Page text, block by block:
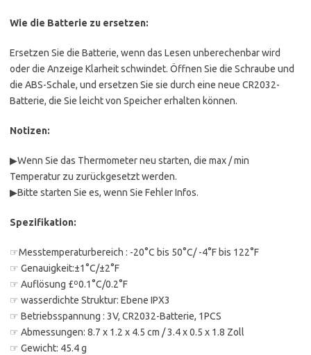
Wie die Batterie zu ersetzen:
Ersetzen Sie die Batterie, wenn das Lesen unberechenbar wird
oder die Anzeige Klarheit schwindet. Öffnen Sie die Schraube und
die ABS-Schale, und ersetzen Sie sie durch eine neue CR2032-
Batterie, die Sie leicht von Speicher erhalten können.
Notizen:
▶Wenn Sie das Thermometer neu starten, die max / min
Temperatur zu zurückgesetzt werden.
▶Bitte starten Sie es, wenn Sie Fehler Infos.
Spezifikation:
☞Messtemperaturbereich : -20°C bis 50°C/ -4°F bis 122°F
☞ Genauigkeit:±1°C/±2°F
☞ Auflösung £º0.1°C/0.2°F
☞ wasserdichte Struktur: Ebene IPX3
☞ Betriebsspannung : 3V, CR2032-Batterie, 1PCS
☞ Abmessungen: 8.7 x 1.2 x 4.5 cm / 3.4 x 0.5 x 1.8 Zoll
☞ Gewicht: 45.4 g